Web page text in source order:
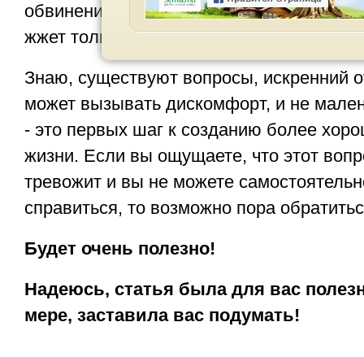
обвинение. Как алкоголь, которым
жжет только в случае, когда рана есть.
Знаю, существуют вопросы, искренний
может вызывать дискомфорт, и не
- это первых шаг к созданию более
жизни. Если вы ощущаете, что этот
тревожит и вы не можете
справиться, то возможно пора
Будет очень полезно!
Надеюсь, статья была для вас
мере, заставила вас подумать!